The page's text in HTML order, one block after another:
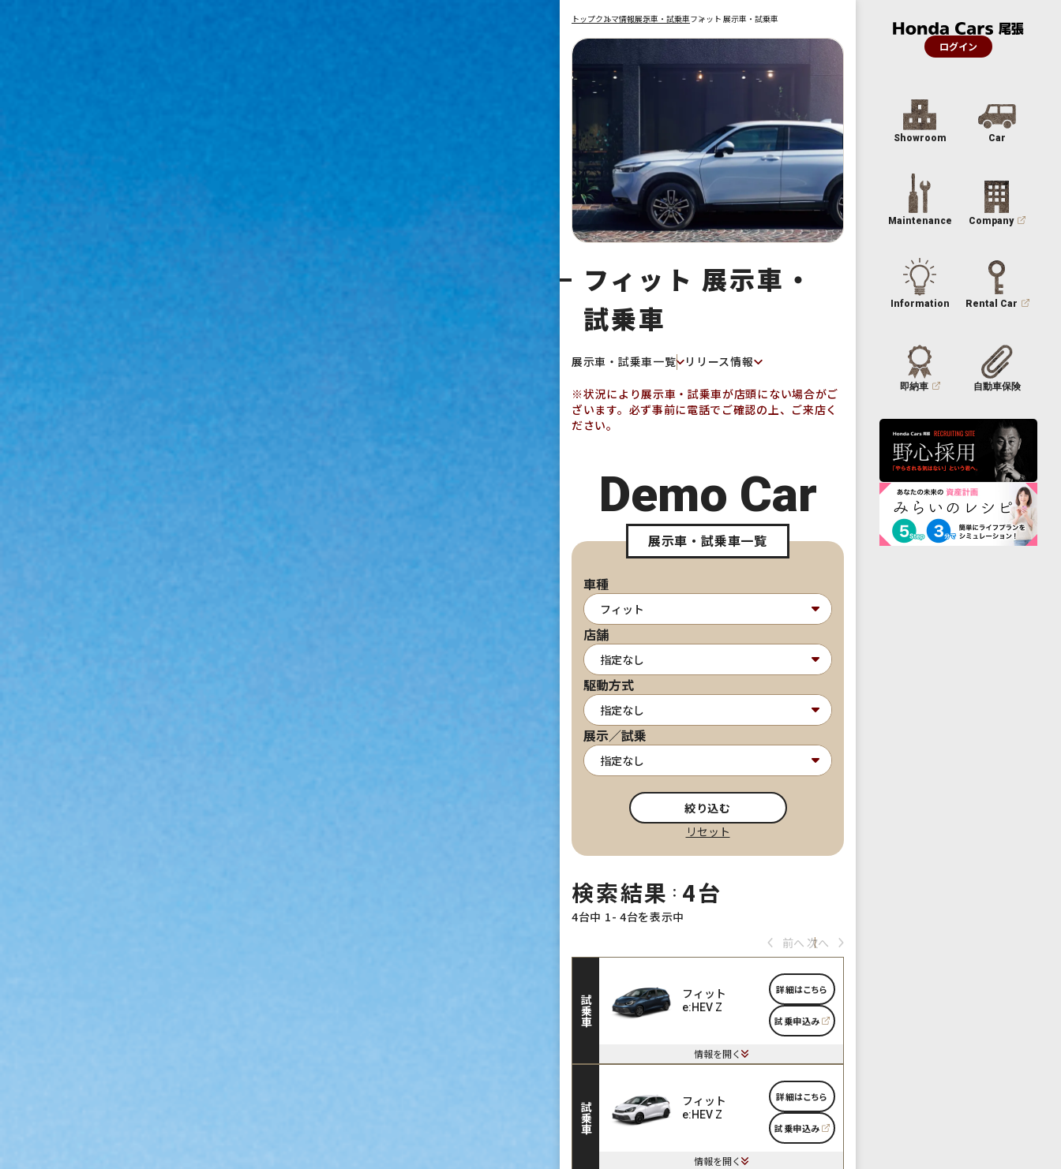
ログイン
Showroom Car
Maintenance Company
Information Rental Car
即納車 自動車保険
トップクルマ情報展示車・試乗車フィット 展示車・試乗車
フィット 展示車・
試乗車
展示車・試乗車一覧 リリース情報
※状況により展示車・試乗車が店頭にない場合がご
ざいます。必ず事前に電話でご確認の上、ご来店く
ださい。
Demo Car
展示車・試乗車一覧
車種
店舗
駆動方式
展示／試乗
絞り込む
リセット
検索結果 ： 4台
4台中 1- 4台を表示中
前へ 次へ
試乗車
フィット
e:HEV Z
詳細はこちら
試乗申込み
情報を開く
試乗車
フィット
e:HEV Z
詳細はこちら
試乗申込み
情報を開く